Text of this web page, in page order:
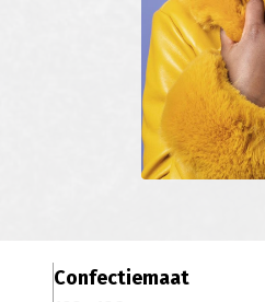
Confectiemaat